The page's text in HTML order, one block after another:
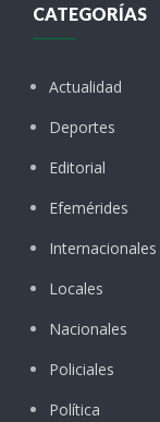
CATEGORÍAS
Actualidad
Deportes
Editorial
Efemérides
Internacionales
Locales
Nacionales
Policiales
Política